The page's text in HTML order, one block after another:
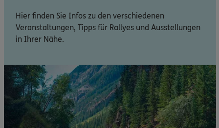
Reform der privaten Altersvorsorge
Jetzt informieren
Nicht sicher, was Sie benötigen?
Hier finden Sie Infos zu den verschiedenen
Veranstaltungen, Tipps für Rallyes und Ausstellungen
in Ihrer Nähe.